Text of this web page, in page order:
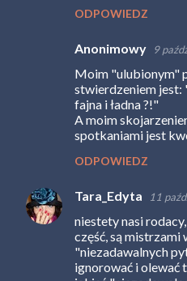
ODPOWIEDZ
Anonimowy 9
Moim "ulubionym"
stwierdzeniem jest:
fajna i ładna ?!"
A moim
spotkaniami jest
ODPOWIEDZ
Tara_Edyta 11
niestety nasi
część, są mistrzami
"niezadawalnych
ignorować i olewać